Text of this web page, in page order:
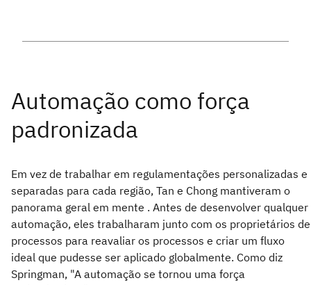
Em vez de trabalhar em regulamentações personalizadas e
separadas para cada região, Tan e Chong mantiveram o
panorama geral em mente . Antes de desenvolver qualquer
automação, eles trabalharam junto com os proprietários de
processos para reavaliar os processos e criar um fluxo
ideal que pudesse ser aplicado globalmente. Como diz
Springman, "A automação se tornou uma força